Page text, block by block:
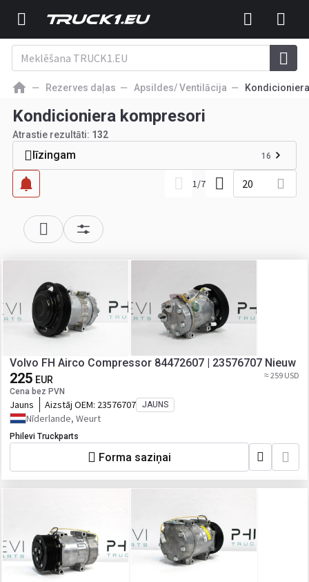
Rezerves daļas Apsildes/ Ventilācija
Kondicioniera kompresori
Atrastie rezultāti: 132
līzingam 16
1/7 20
Volvo FH Airco Compressor 84472607 | 23576707 Nieuw
225 EUR
Cena bez PVN
≈ 259 USD
Jauns Aizstāj OEM: 23576707 JAUNS
Nīderlande, Weurt
Philevi Truckparts
Forma saziņai